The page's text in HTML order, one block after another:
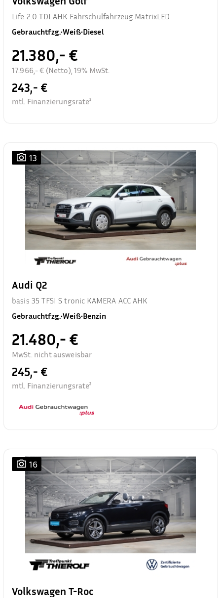
Life 2.0 TDI AHK Fahrschulfahrzeug MatrixLED
Gebrauchtfzg.•Weiß•Diesel
21.380,- €
17.966,- € (Netto), 19% MwSt.
243,- €
mtl. Finanzierungsrate²
13
Audi Q2
basis 35 TFSI S tronic KAMERA ACC AHK
Gebrauchtfzg.•Weiß•Benzin
21.480,- €
MwSt. nicht ausweisbar
245,- €
mtl. Finanzierungsrate²
16
Volkswagen T-Roc